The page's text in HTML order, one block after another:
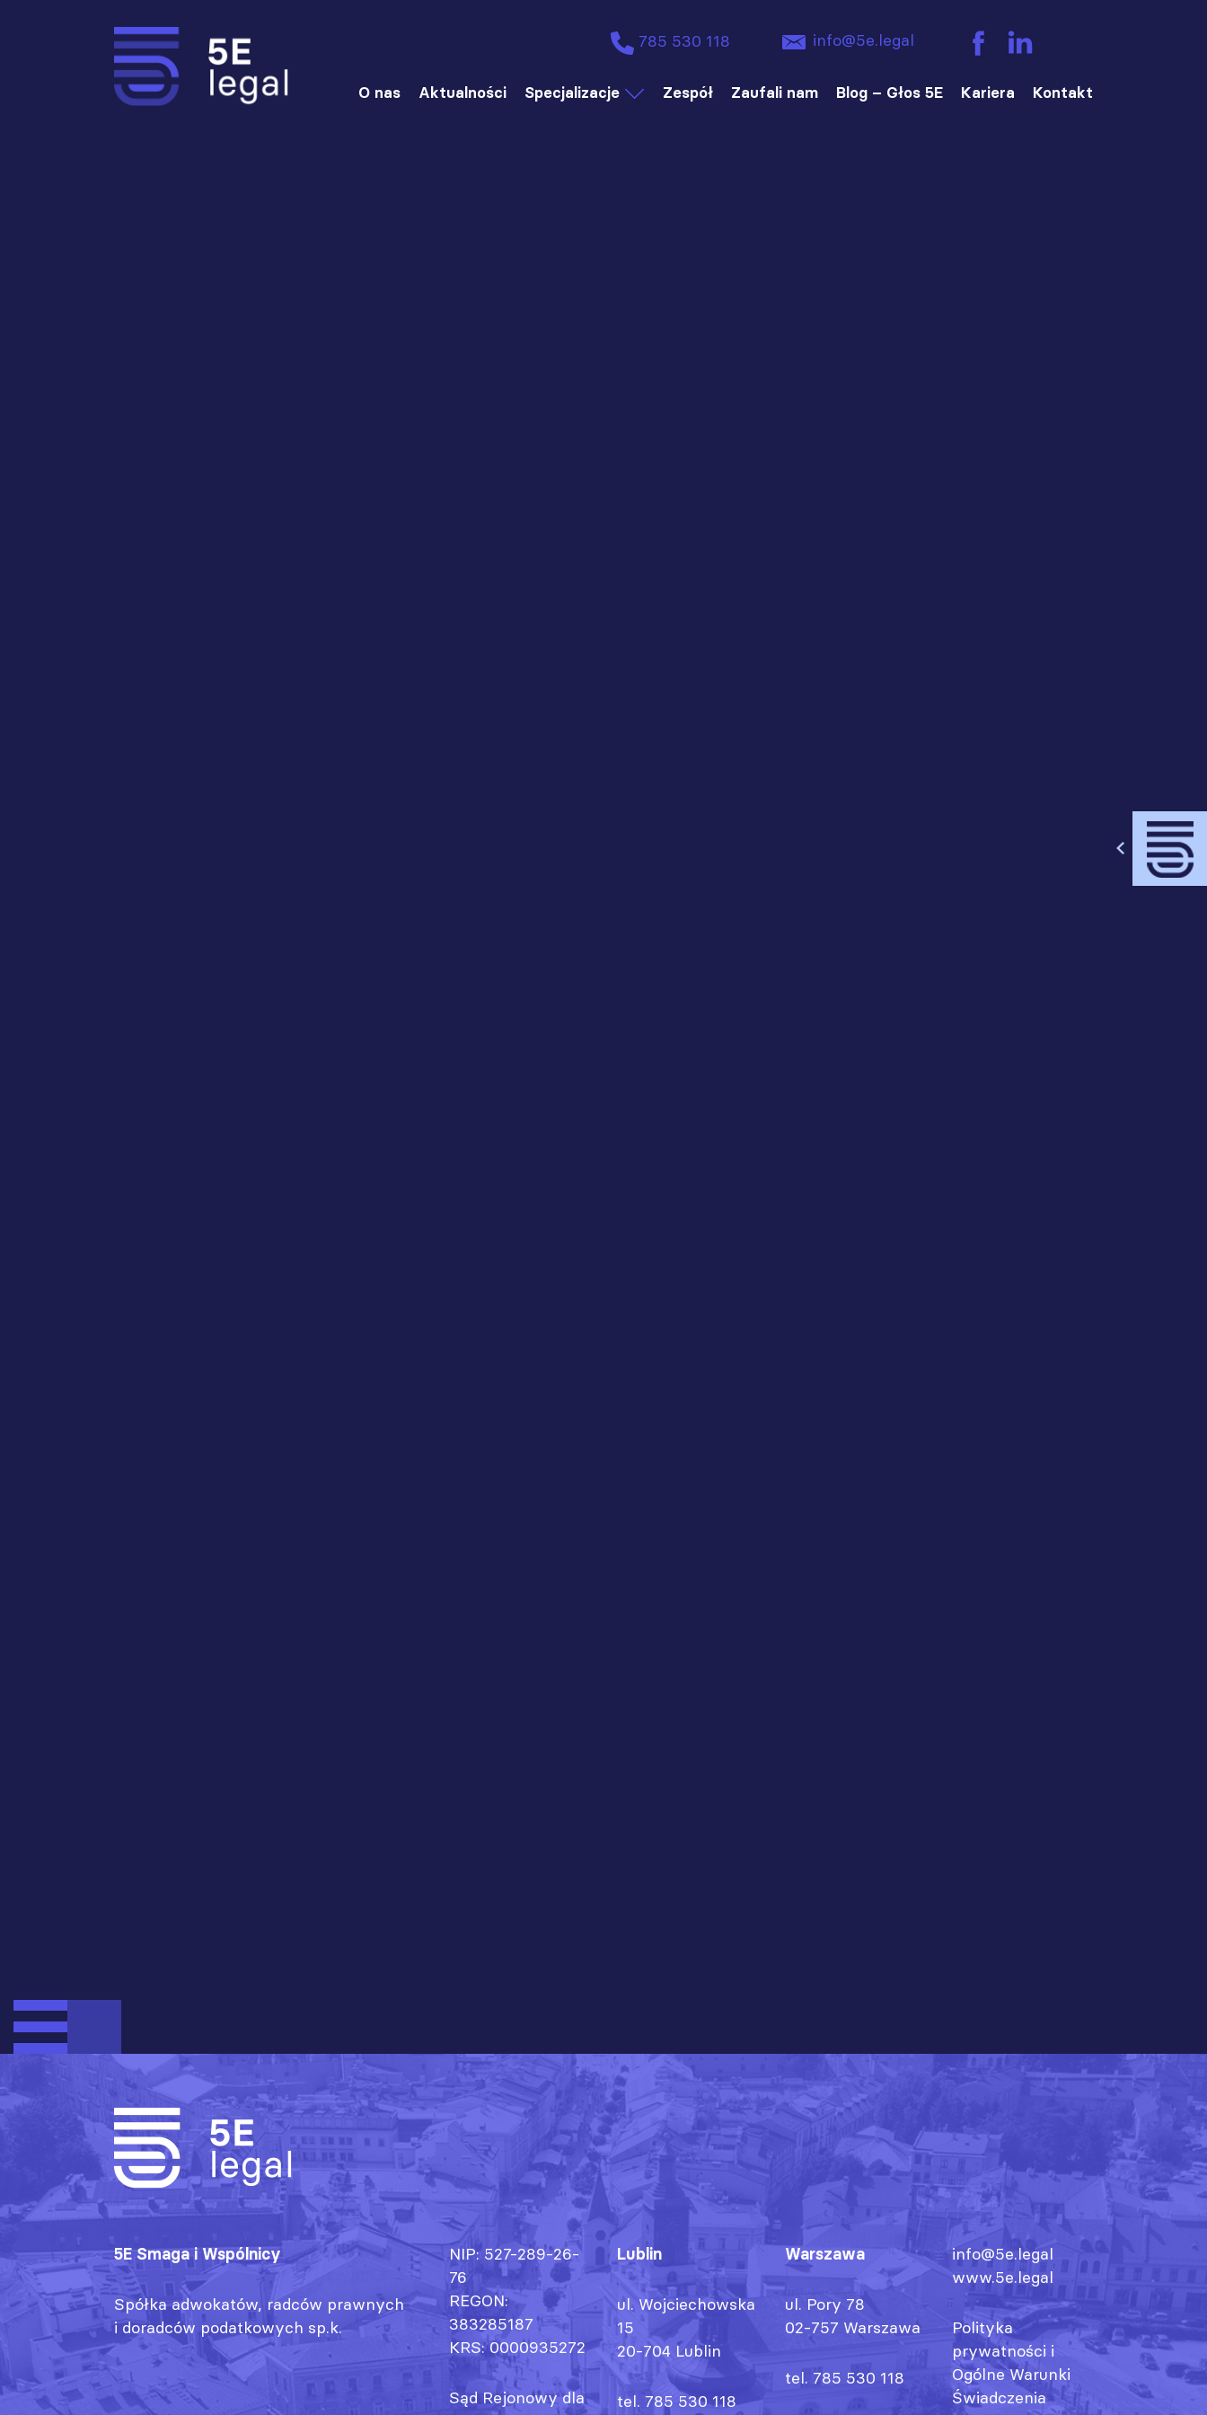
785 530 118 info@5e.legal
O nas Aktualności Specjalizacje Zespół Zaufali nam Blog – Głos 5E Kariera Kontakt
5E Smaga i Wspólnicy
Spółka adwokatów, radców prawnych
i doradców podatkowych sp.k.
NIP: 527-289-26-
76
REGON:
383285187
KRS: 0000935272
Sąd Rejonowy dla
Lublin
ul. Wojciechowska
15
20-704 Lublin
tel. 785 530 118
Warszawa
ul. Pory 78
02-757 Warszawa
tel. 785 530 118
info@5e.legal
www.5e.legal
Polityka
prywatności i
Ogólne Warunki
Świadczenia